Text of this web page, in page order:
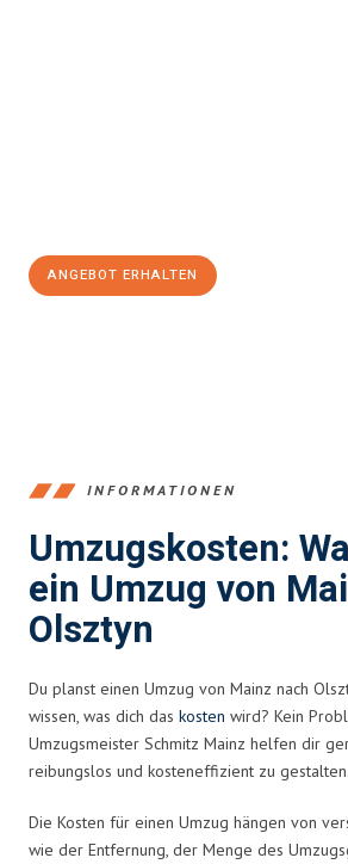
ANGEBOT ERHALTEN
INFORMATIONEN
Umzugskosten:
ein Umzug von
Olsztyn
Du planst einen Umzug von Mainz nach
wissen, was dich das kosten wird? Kein
Umzugsmeister Schmitz Mainz helfen dir
reibungslos und kosteneffizient zu gestalten.
Die Kosten für einen Umzug hängen von
wie der Entfernung, der Menge des